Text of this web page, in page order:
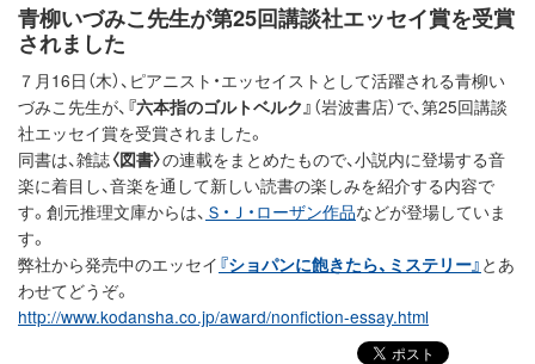
青柳いづみこ先生が第25回講談社エッセイ賞を受賞
されました
７月16日（木）、ピアニスト・エッセイストとして活躍される青柳い
づみこ先生が、 『六本指のゴルトベルク』 （岩波書店）で、第25回講談
社エッセイ賞を受賞されました。
同書は、雑誌〈図書〉の連載をまとめたもので、小説内に登場する音
楽に着目し、音楽を通して新しい読書の楽しみを紹介する内容で
す。創元推理文庫からは、 Ｓ・Ｊ・ローザン作品などが登場していま
す。
弊社から発売中のエッセイ 『ショパンに飽きたら、ミステリー』 とあ
わせてどうぞ。
http://www.kodansha.co.jp/award/nonfiction-essay.html